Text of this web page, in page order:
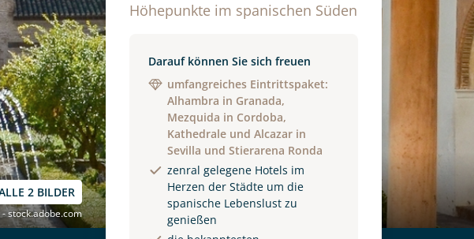
2 BILDER
stock.adobe.com
Höhepunkte im spanischen Süden
Darauf können Sie sich freuen
umfangreiches Eintrittspaket:
Alhambra in Granada,
Mezquida in Cordoba,
Kathedrale und Alcazar in
Sevilla und Stierarena Ronda
zenral gelegene Hotels im
Herzen der Städte um die
spanische Lebenslust zu
genießen